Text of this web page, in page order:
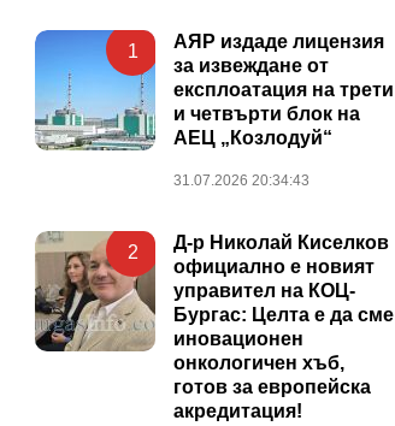
1
АЯР издаде лицензия
за извеждане от
експлоатация на трети
и четвърти блок на
АЕЦ „Козлодуй“
31.07.2026 20:34:43
2
Д-р Николай Киселков
официално е новият
управител на КОЦ-
Бургас: Целта е да сме
иновационен
онкологичен хъб,
готов за европейска
акредитация!